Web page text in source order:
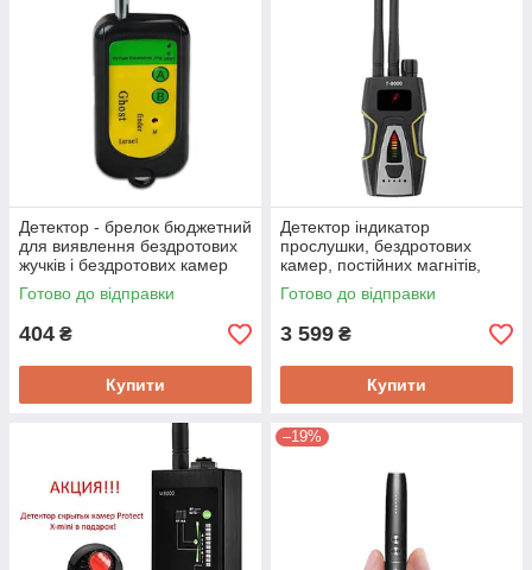
Детектор - брелок бюджетний
для виявлення бездротових
жучків і бездротових камер
Ghost finder RF
Готово до відправки
404 ₴
Купити
Детектор індикатор
прослушки, бездротових
камер, постійних магнітів,
жучків, 1 МГц - 8 ГГц Scanner
Т-8000
Готово до відправки
3 599 ₴
Купити
–19%